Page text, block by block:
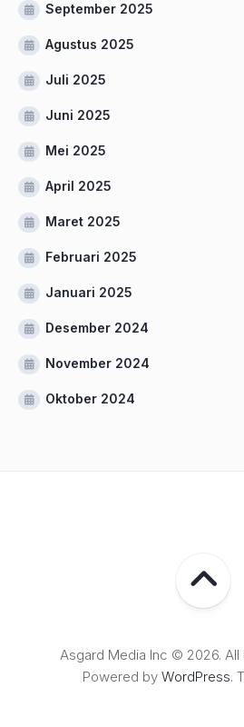
September 2025
Agustus 2025
Juli 2025
Juni 2025
Mei 2025
April 2025
Maret 2025
Februari 2025
Januari 2025
Desember 2024
November 2024
Oktober 2024
Asgard Media Inc © 2026. All
Powered by WordPress.